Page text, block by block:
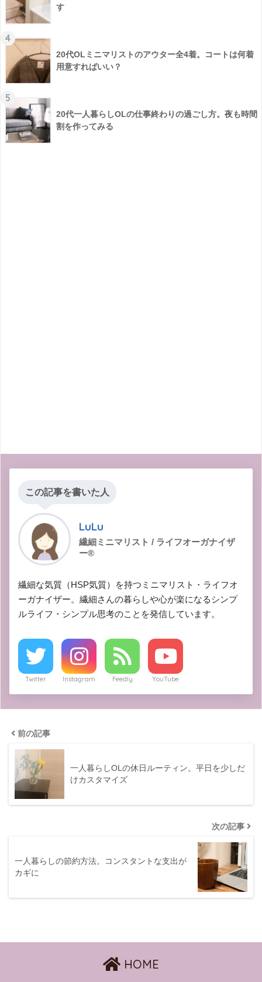
す
4
20代OLミニマリストのアウター全4着。コートは何着
用意すればいい？
5
20代一人暮らしOLの仕事終わりの過ごし方。夜も時間
割を作ってみる
この記事を書いた人
LuLu
繊細ミニマリスト / ライフオーガナイザ
ー®︎
繊細な気質（HSP気質）を持つミニマリスト・ライフオ
ーガナイザー。繊細さんの暮らしや心が楽になるシンプ
ルライフ・シンプル思考のことを発信しています。
Twitter Instagram Feedly YouTube
前の記事
一人暮らしOLの休日ルーティン。平日を少しだ
けカスタマイズ
次の記事
一人暮らしの節約方法。コンスタントな支出が
カギに
HOME